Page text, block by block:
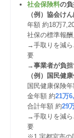
社会保険料の負
（例）協会け
年額 約18万
社保の標準報
→手取りを減
要
→事業者が負担
（例）国民健
国民健康保険
金年額 約21万
合計年額 約29
→手取りを減
要